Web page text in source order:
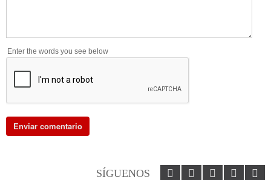
Enter the words you see below
SÍGUENOS